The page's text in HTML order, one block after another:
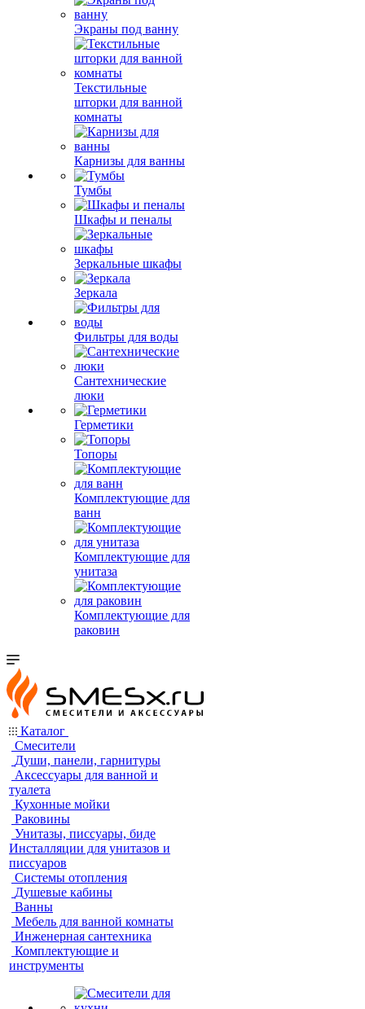
Экраны под ванну
Текстильные
шторки для ванной
комнаты
Карнизы для ванны
Тумбы
Шкафы и пеналы
Зеркальные шкафы
Зеркала
Фильтры для воды
Сантехнические
люки
Герметики
Топоры
Комплектующие для
ванн
Комплектующие для
унитаза
Комплектующие для
раковин
Каталог
Смесители
Души, панели, гарнитуры
Аксессуары для ванной и
туалета
Кухонные мойки
Раковины
Унитазы, писсуары, биде
Инсталляции для унитазов и
писсуаров
Системы отопления
Душевые кабины
Ванны
Мебель для ванной комнаты
Инженерная сантехника
Комплектующие и
инструменты